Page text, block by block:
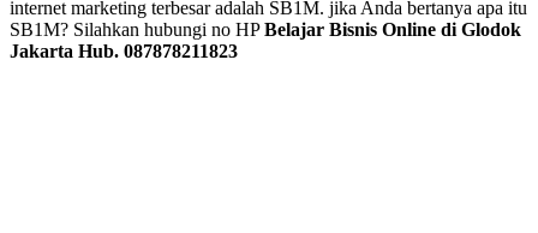
internet marketing terbesar adalah SB1M. jika Anda bertanya apa itu
SB1M? Silahkan hubungi no HPBelajar Bisnis Online di Glodok
Jakarta Hub. 087878211823